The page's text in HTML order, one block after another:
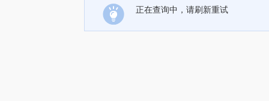
正在查询中，请刷新重试